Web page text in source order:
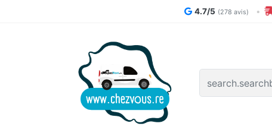
4.7/5 (278 avis) •